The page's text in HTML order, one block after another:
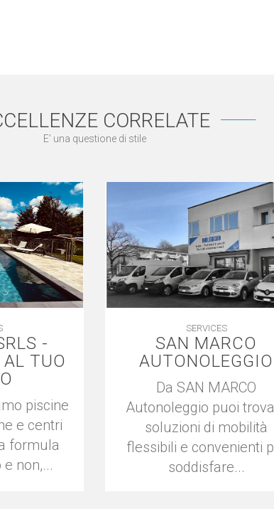
CORRELATE
E’ una questione di stile
-
TUO
piscine
e centri
formula
non,...
SERVICES
SAN MARCO
AUTONOLEGGIO
Da SAN MARCO
Autonoleggio puoi
soluzioni di mobilità
flessibili e convenienti
soddisfare...